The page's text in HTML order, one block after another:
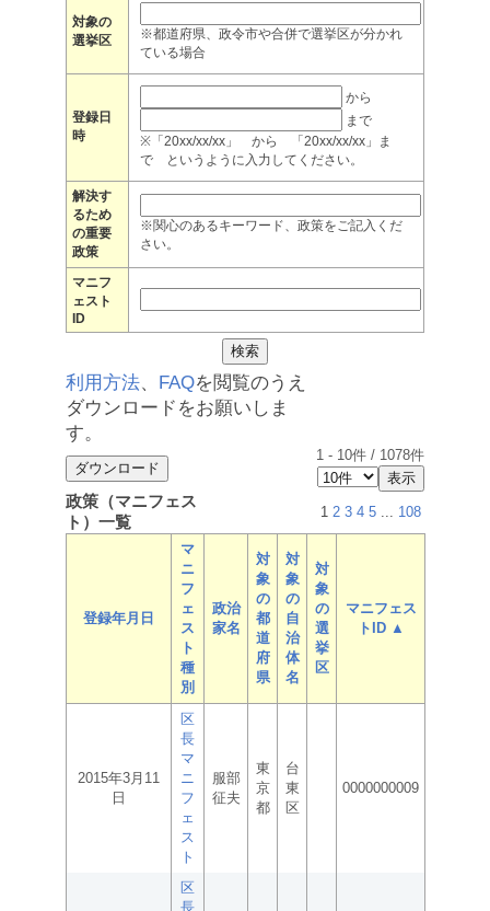
対象の
選挙区
※都道府県、政令市や合併で選挙区が分かれ
ている場合
登録日
時
から
まで
※「20xx/xx/xx」 から 「20xx/xx/xx」ま
で というように入力してください。
解決す
るため
の重要
政策
※関心のあるキーワード、政策をご記入くだ
さい。
マニフ
ェスト
ID
利用方法、 FAQを閲覧のうえ
ダウンロードをお願いしま
す。
1 - 10件 / 1078件
政策（マニフェス
ト）一覧
1 2 3 4 5 ... 108
登録年月日
マ
ニ
フ
ェ
ス
ト
種
別
政治
家名
対
象
の
都
道
府
県
対
象
の
自
治
体
名
対
象
の
選
挙
区
マニフェス
トID ▲
2015年3月11
日
区
長
マ
ニ
フ
ェ
ス
ト
服部
征夫
東
京
都
台
東
区
0000000009
区
長